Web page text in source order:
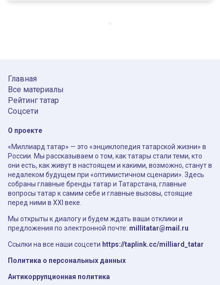
Главная
Все материалы
Рейтинг татар
Соцсети
О проекте
«Миллиард.татар» — это «энциклопедия татарской жизни» в
России. Мы рассказываем о том, как татары стали теми, кто
они есть, как живут в настоящем и какими, возможно, станут в
недалеком будущем при «оптимистичном сценарии». Здесь
собраны главные бренды татар и Татарстана, главные
вопросы татар к самим себе и главные вызовы, стоящие
перед ними в XXI веке.
Мы открыты к диалогу и будем ждать ваши отклики и
предложения по электронной почте: millitatar@mail.ru
Ссылки на все наши соцсети https://taplink.cc/milliard_tatar
Политика о персональных данных
Антикоррупционная политика